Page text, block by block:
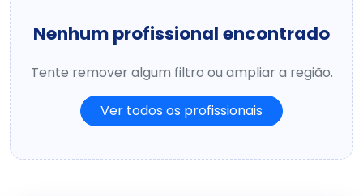
Nenhum profissional encontrado
Tente remover algum filtro ou ampliar a região.
Ver todos os profissionais